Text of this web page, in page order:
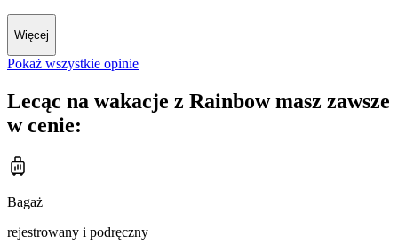
Więcej
Pokaż wszystkie opinie
Lecąc na wakacje z Rainbow masz zawsze
w cenie:
Bagaż
rejestrowany i podręczny